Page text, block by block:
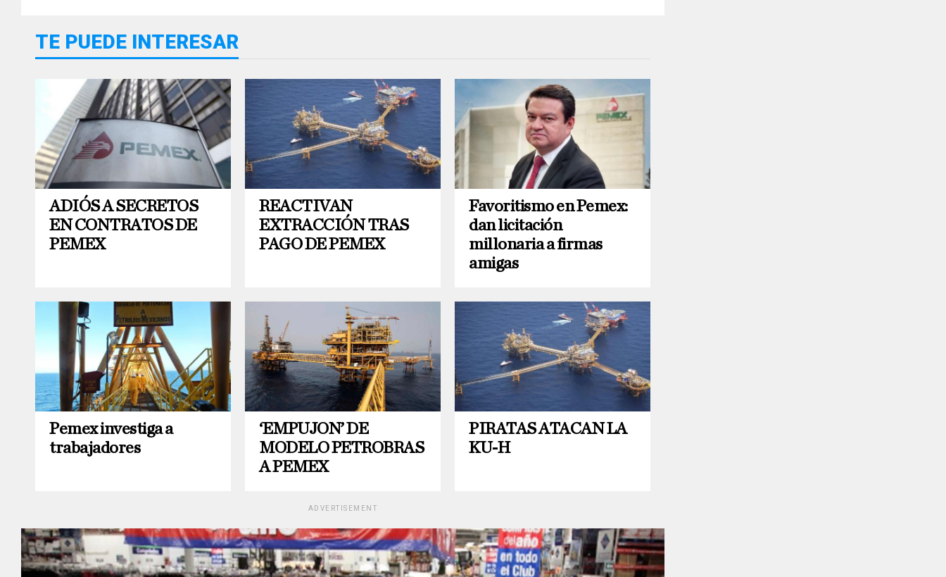
TE PUEDE INTERESAR
ADIÓS A SECRETOS
EN CONTRATOS DE
PEMEX
REACTIVAN
EXTRACCIÓN TRAS
PAGO DE PEMEX
Favoritismo en Pemex:
dan licitación
millonaria a firmas
amigas
Pemex investiga a
trabajadores
‘EMPUJON’ DE
MODELO PETROBRAS
A PEMEX
PIRATAS ATACAN LA
KU-H
ADVERTISEMENT